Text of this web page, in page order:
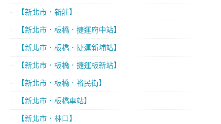
【新北市．新莊】
【新北市．板橋．捷運府中站】
【新北市．板橋．捷運新埔站】
【新北市．板橋．捷運板新站】
【新北市．板橋．裕民街】
【新北市．板橋車站】
【新北市．林口】